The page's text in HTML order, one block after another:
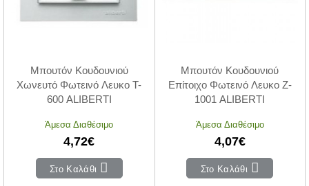
Μπουτόν Κουδουνιού
Χωνευτό Φωτεινό Λευκο T-
600 ALIBERTI
Άμεσα Διαθέσιμο
4,72€
Στο Καλάθι
Μπουτόν Κουδουνιού
Επίτοιχο Φωτεινό Λευκο Z-
1001 ALIBERTI
Άμεσα Διαθέσιμο
4,07€
Στο Καλάθι